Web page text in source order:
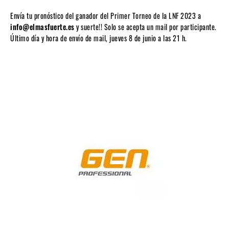
Envía tu pronóstico del ganador del Primer Torneo de la LNF 2023 a
info@elmasfuerte.esy suerte!! Solo se acepta un mail por participante.
Último día y hora de envío de mail, jueves 8 de junio a las 21 h.